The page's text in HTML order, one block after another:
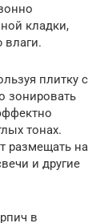
кладки,
влаги.
плитку с
зонировать
тонах.
размещать на
и другие
в